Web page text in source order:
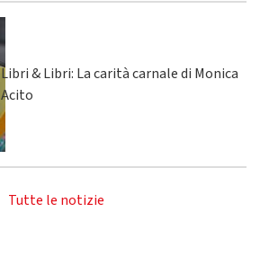
Libri & Libri: La carità carnale di Monica
Acito
Tutte le notizie